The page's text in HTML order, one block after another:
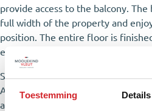
Toestemming Details
provide access to the balcony.
full width of the property and
position. The entire floor is
equipped with comfortable
Second floor
A spacious, level floor finished
and a skylight in the center of the